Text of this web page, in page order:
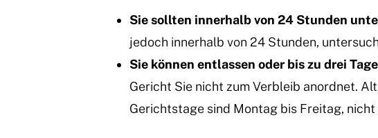
Sie sollten innerhalb von 24 Stunden
jedoch innerhalb von 24 Stunden,
Sie können entlassen oder bis zu drei
Gericht Sie nicht zum Verbleib anordnet.
Gerichtstage sind Montag bis Freitag,